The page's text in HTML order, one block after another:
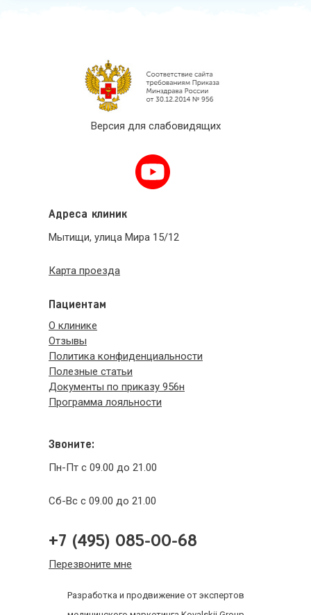
Версия для слабовидящих
Адреса клиник
Мытищи, улица Мира 15/12
Карта проезда
Пациентам
О клинике
Отзывы
Политика конфиденциальности
Полезные статьи
Документы по приказу 956н
Программа лояльности
Звоните:
Пн-Пт с 09.00 до 21.00
Сб-Вс с 09.00 до 21.00
+7 (495) 085-00-68
Перезвоните мне
Разработка и продвижение от экспертов